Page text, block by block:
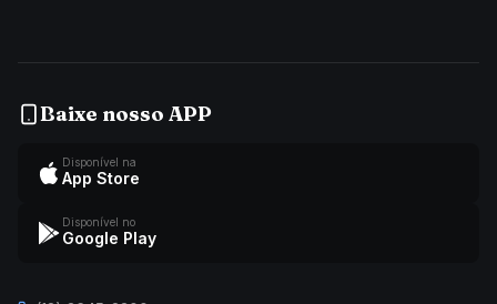
Baixe nosso APP
Disponível na
App Store
Disponível no
Google Play